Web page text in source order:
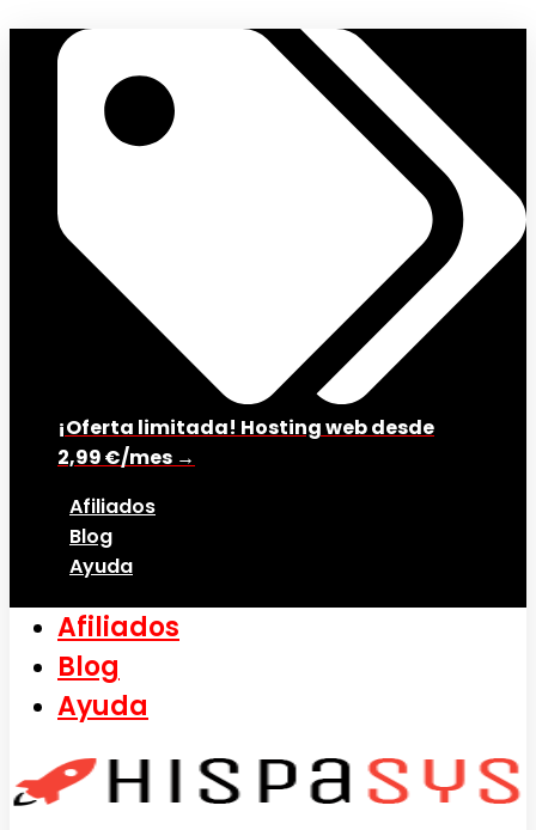
¡Oferta limitada! Hosting web desde
2,99 €/mes →
Afiliados
Blog
Ayuda
Afiliados
Blog
Ayuda